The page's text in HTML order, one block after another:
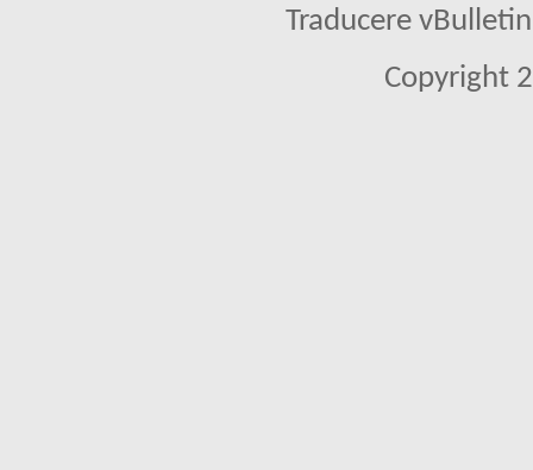
Traducere
Copyright